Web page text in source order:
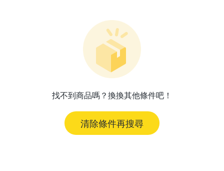
找不到商品嗎？換換其他條件吧！
清除條件再搜尋